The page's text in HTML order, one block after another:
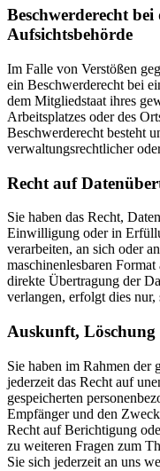
Beschwerderecht
Aufsichtsbehörde
Im Falle von Verstößen
ein Beschwerderecht bei
dem Mitgliedstaat ihres
Arbeitsplatzes oder des
Beschwerderecht besteht
verwaltungsrechtlicher
Recht auf
Sie haben das Recht,
Einwilligung oder in
verarbeiten, an sich oder
maschinenlesbaren
direkte Übertragung der
verlangen, erfolgt dies nur,
Auskunft,
Sie haben im Rahmen der
jederzeit das Recht auf
gespeicherten
Empfänger und den
Recht auf Berichtigung
zu weiteren Fragen zum
Sie sich jederzeit an uns